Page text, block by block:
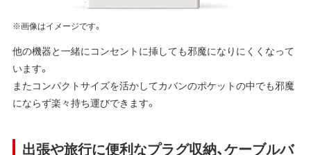
※画像はイメージです。
他の機器と一緒にコンセントに挿しても邪魔になりにくくなって
います。
またコンパクトサイズを活かしてカバンのポケットの中でも邪魔
にならず楽々持ち運びできます。
出張や旅行に便利なプラグ収納、ケーブルバ